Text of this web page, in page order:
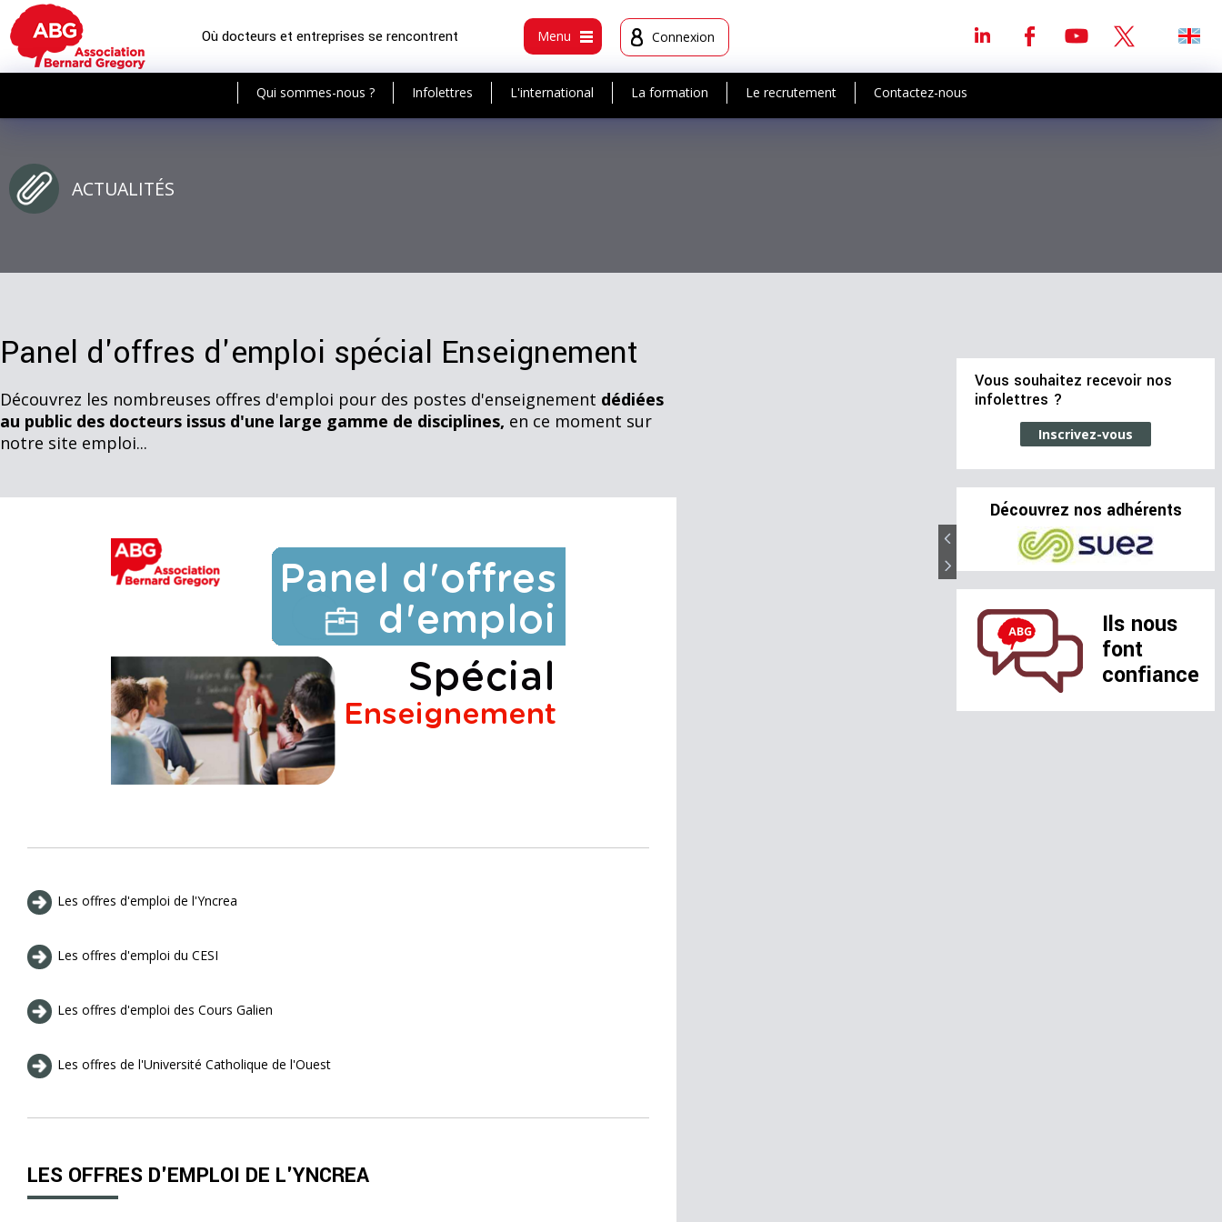
Où docteurs et entreprises se rencontrent Menu Connexion
Qui sommes-nous ? Infolettres L'international La formation Le recrutement Contactez-nous
ACTUALITÉS
Panel d'offres d'emploi spécial Enseignement
Découvrez les nombreuses offres d'emploi pour des postes d'enseignement dédiées
au public des docteurs issus d'une large gamme de disciplines, en ce moment sur
notre site emploi...
Les offres d'emploi de l'Yncrea
Les offres d'emploi du CESI
Les offres d'emploi des Cours Galien
Les offres de l'Université Catholique de l'Ouest
LES OFFRES D'EMPLOI DE L'YNCREA
Vous souhaitez recevoir nos
infolettres ?
Inscrivez-vous
Découvrez nos adhérents
Ils nous
font
confiance